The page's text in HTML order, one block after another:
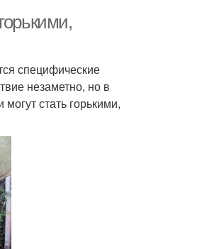
специфические
незаметно, но в
стать горькими,